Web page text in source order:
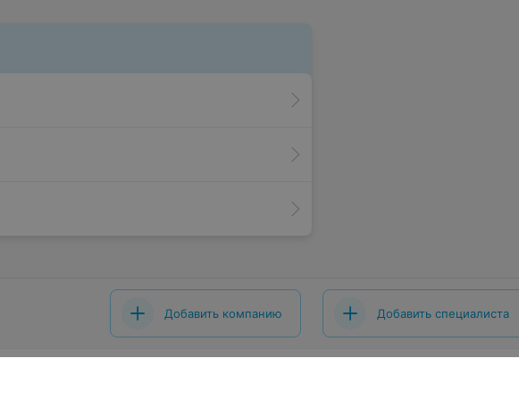
Добавить компанию Добавить специалиста